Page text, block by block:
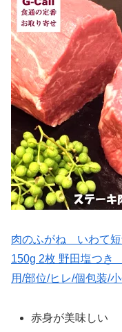
肉のふがね いわて短
150g 2枚 野田塩つき
用/部位/ヒレ/個包装/
赤身が美味しい